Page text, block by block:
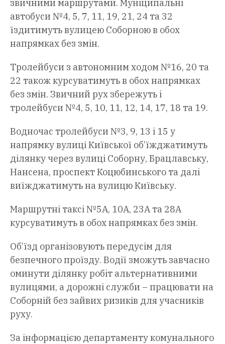
звичними маршрутами. Муніципальні
автобуси №4, 5, 7, 11, 19, 21, 24 та 32
їздитимуть вулицею Соборною в обох
напрямках без змін.
Тролейбуси з автономним ходом №16, 20 та
22 також курсуватимуть в обох напрямках
без змін. Звичний рух збережуть і
тролейбуси №4, 5, 10, 11, 12, 14, 17, 18 та 19.
Водночас тролейбуси №3, 9, 13 і 15 у
напрямку вулиці Київської об’їжджатимуть
ділянку через вулиці Соборну, Брацлавську,
Нансена, проспект Коцюбинського та далі
виїжджатимуть на вулицю Київську.
Маршрутні таксі №5А, 10А, 23А та 28А
курсуватимуть в обох напрямках без змін.
Об’їзд організовують передусім для
безпечного проїзду. Водії зможуть завчасно
оминути ділянку робіт альтернативними
вулицями, а дорожні служби – працювати на
Соборній без зайвих ризиків для учасників
руху.
За інформацією департаменту комунального